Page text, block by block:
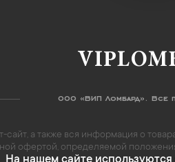
ООО «ВИП Ломбард». Все
а также вся информация о
офертой, определяемой